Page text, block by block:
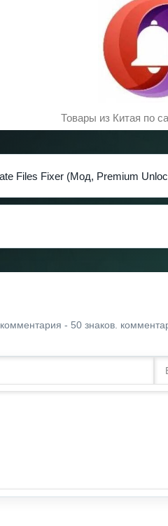
Товары из Китая по
Files Fixer (Мод, Premium
- 50 знаков.